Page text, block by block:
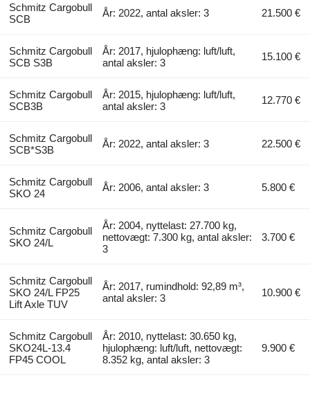
Schmitz Cargobull
SCB
År: 2022, antal aksler: 3 21.500 €
Schmitz Cargobull
SCB S3B
År: 2017, hjulophæng: luft/luft,
antal aksler: 3
15.100 €
Schmitz Cargobull
SCB3B
År: 2015, hjulophæng: luft/luft,
antal aksler: 3
12.770 €
Schmitz Cargobull
SCB*S3B
År: 2022, antal aksler: 3 22.500 €
Schmitz Cargobull
SKO 24
År: 2006, antal aksler: 3 5.800 €
Schmitz Cargobull
SKO 24/L
År: 2004, nyttelast: 27.700 kg,
nettovægt: 7.300 kg, antal aksler:
3
3.700 €
Schmitz Cargobull
SKO 24/L FP25
Lift Axle TUV
År: 2017, rumindhold: 92,89 m³,
antal aksler: 3
10.900 €
Schmitz Cargobull
SKO24L-13.4
FP45 COOL
År: 2010, nyttelast: 30.650 kg,
hjulophæng: luft/luft, nettovægt:
8.352 kg, antal aksler: 3
9.900 €